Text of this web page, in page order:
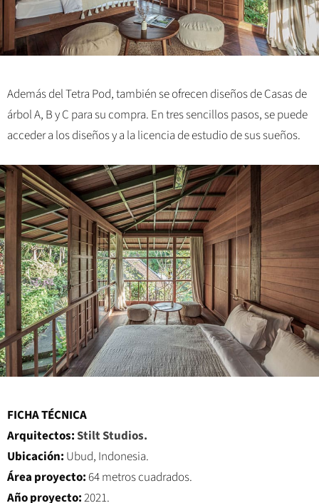
Además del Tetra Pod, también se ofrecen diseños de Casas de
árbol A, B y C para su compra. En tres sencillos pasos, se puede
acceder a los diseños y a la licencia de estudio de sus sueños.
FICHA TÉCNICA
Arquitectos:Stilt Studios.
Ubicación: Ubud, Indonesia.
Área proyecto: 64 metros cuadrados.
Año proyecto:2021.